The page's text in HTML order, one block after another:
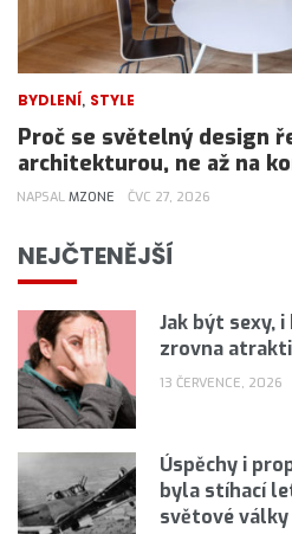
BYDLENÍ, STYLE
Proč se světelný design
architekturou, ne až na
NAPSAL MZONE ČVC 27, 2026
NEJČTENĚJŠÍ
Jak být sexy,
zrovna
13 ČERVENCE, 2026
Úspěchy i
byla stíhací
světové války